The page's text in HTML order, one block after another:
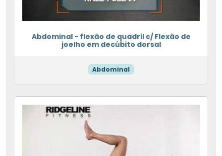
Abdominal - flexão de quadril c/ Flexão de
joelho em decúbito dorsal
Abdominal